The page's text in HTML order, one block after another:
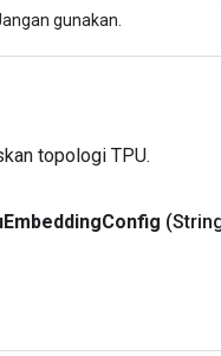
gunakan.
topologi TPU.
EmbeddingConfig